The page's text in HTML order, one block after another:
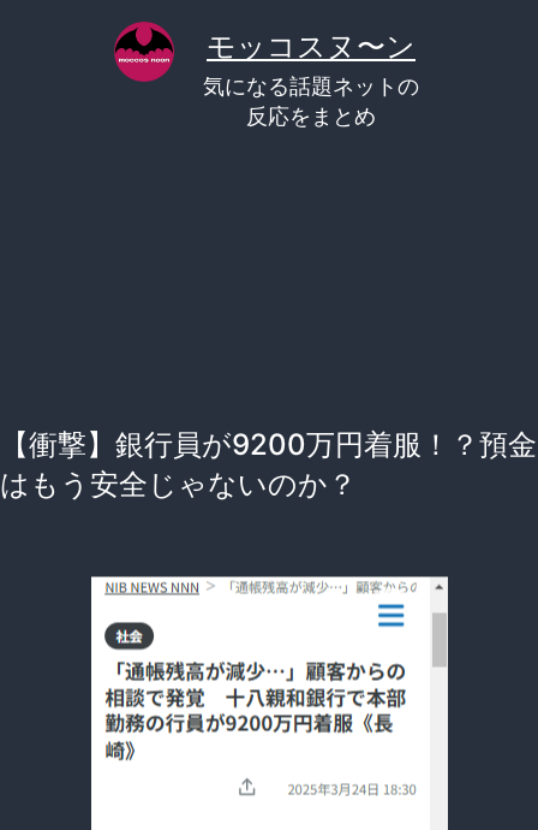
モッコスヌ〜ン
気になる話題ネットの
反応をまとめ
【衝撃】銀行員が9200万円着服！？預金
はもう安全じゃないのか？